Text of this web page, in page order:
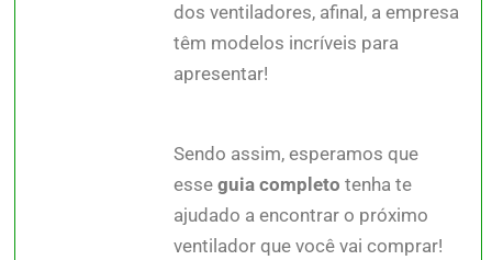
dos ventiladores, afinal, a empresa
têm modelos incríveis para
apresentar!
Sendo assim, esperamos que
esseguia completo tenha te
ajudado a encontrar o próximo
ventilador que você vai comprar!